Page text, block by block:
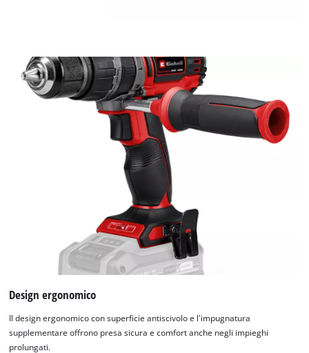
Design ergonomico
Il design ergonomico con superficie antiscivolo e l'impugnatura
supplementare offrono presa sicura e comfort anche negli impieghi
prolungati.